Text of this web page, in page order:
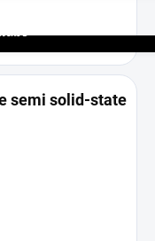
semi solid-state